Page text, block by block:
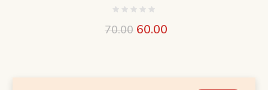
70.00 60.00